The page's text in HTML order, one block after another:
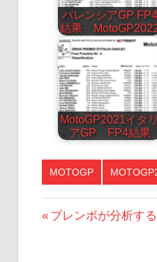
バレンシアGP FP4
結果
MotoGP2021イタリ
アGP FP4結果
MOTOGP
投
前
ブレンボが分析す